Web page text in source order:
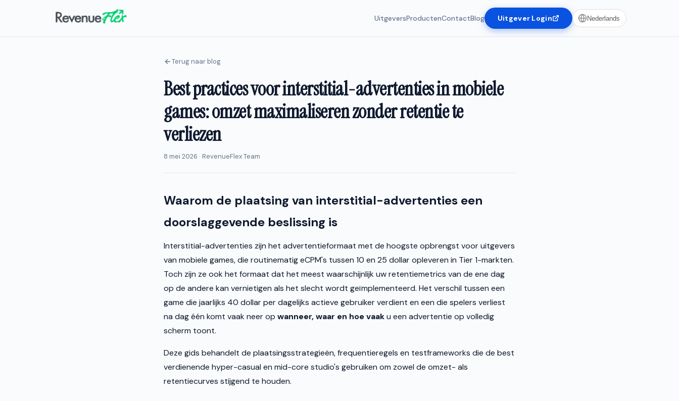
UitgeversProductenContactBlog Uitgever Login Nederlands
Terug naar blog
Best practices voor interstitial-advertenties in mobiele
games: omzet maximaliseren zonder retentie te
verliezen
8 mei 2026 · RevenueFlex Team
Waarom de plaatsing van interstitial-advertenties een
doorslaggevende beslissing is
Interstitial-advertenties zijn het advertentieformaat met de hoogste opbrengst voor uitgevers
van mobiele games, die routinematig eCPM's tussen 10 en 25 dollar opleveren in Tier 1-markten.
Toch zijn ze ook het formaat dat het meest waarschijnlijk uw retentiemetrics van de ene dag
op de andere kan vernietigen als het slecht wordt geïmplementeerd. Het verschil tussen een
game die jaarlijks 40 dollar per dagelijks actieve gebruiker verdient en een die spelers verliest
na dag één komt vaak neer op wanneer, waar en hoe vaaku een advertentie op volledig
scherm toont.
Deze gids behandelt de plaatsingsstrategieën, frequentieregels en testframeworks die de best
verdienende hyper-casual en mid-core studio's gebruiken om zowel de omzet- als
retentiecurves stijgend te houden.